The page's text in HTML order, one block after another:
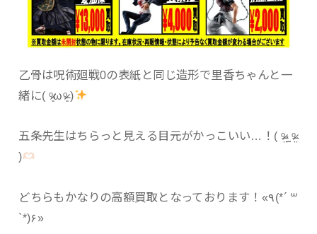
乙骨は呪術廻戦0の表紙と同じ造形で里香ちゃんと一
緒に( ᵒ̴̷͈ωᵒ̴̶̷͈ )
五条先生はちらっと見える目元がかっこいい…！( ᵒ̴̶̷̤‧̫ ᵒ̴̶̷̤
)
どちらもかなりの高額買取となっております！«٩(*´ ꒳
`*)۶»